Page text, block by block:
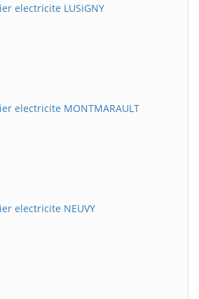
electricite LUSiGNY
electricite MONTMARAULT
electricite NEUVY